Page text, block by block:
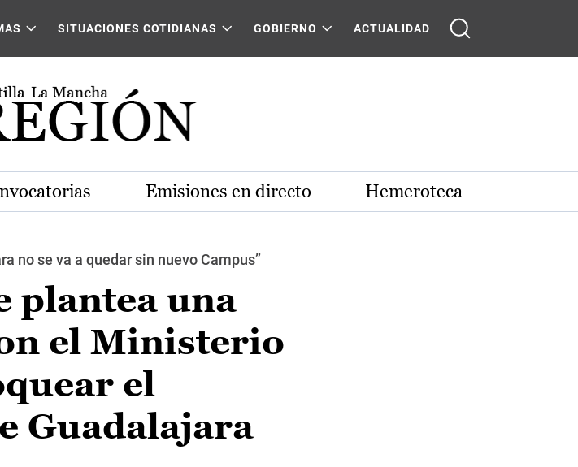
SITUACIONES COTIDIANAS GOBIERNO ACTUALIDAD
Emisiones en directo Hemeroteca
no se va a quedar sin nuevo Campus”
plantea una
el Ministerio
el
Guadalajara